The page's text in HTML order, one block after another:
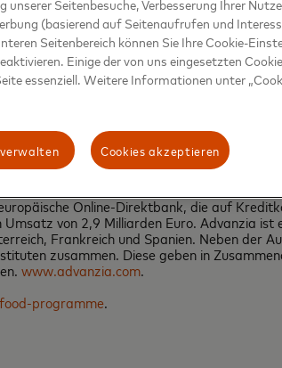
Zahlungsverkehr. Unser globales
Gebieten. Die Produkte und Leistungen
gilt für Einkaufen und Reisen ebenso
Beyond the Transaction Blogundabonnieren
Online-Direktbank, die auf
von 2,9 Milliarden Euro. Advanzia
Frankreich und Spanien. Neben der
zusammen. Diese geben in
www.advanzia.com.
programme.
unserer Seitenbesuche, Verbesserung Ihrer
(basierend auf Seitenaufrufen und
Seitenbereich können Sie Ihre Cookie-
Einige der von uns eingesetzten
essenziell. Weitere Informationen unter
Cookies akzeptieren